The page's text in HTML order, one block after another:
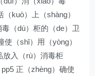
（kuò）上（shàng）
（dú）柜的（de）卫
（shǐ）用（yòng）
放入（rù）消毒柜
正（zhèng）确使